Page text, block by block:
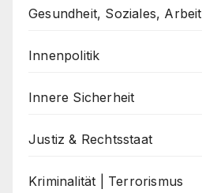
Gesundheit, Soziales, Arbeit
Innenpolitik
Innere Sicherheit
Justiz & Rechtsstaat
Kriminalität | Terrorismus